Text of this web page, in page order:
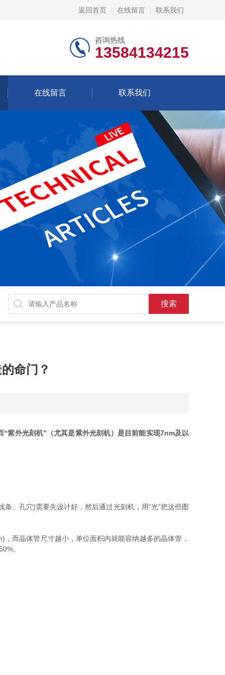
返回首页 在线留言 联系我们
咨询热线
13584134215
在线留言 联系我们
命门？
紫外光刻机”（尤其是紫外光刻机）是目前能实现7nm及以
、孔穴)需要先设计好，然后通过光刻机，用“光”把这些图
而晶体管尺寸越小，单位面积内就能容纳越多的晶体管，
。